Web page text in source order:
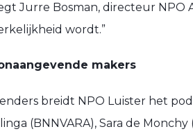
Jurre Bosman, directeur NPO
wordt.”
makers
breidt NPO Luister het
(BNNVARA), Sara de Monchy